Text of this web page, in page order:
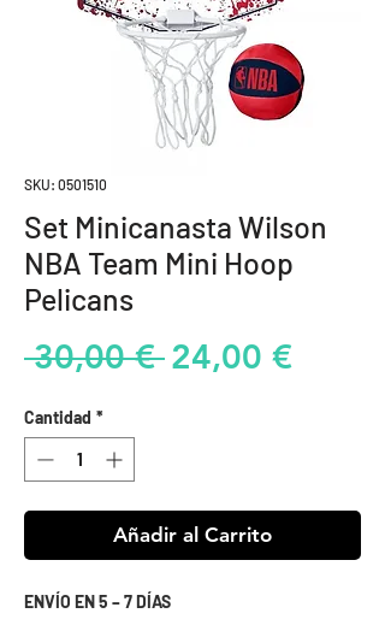
SKU: 0501510
Set Minicanasta Wilson
NBA Team Mini Hoop
Pelicans
30,00 € Precio
24,00 €Precio
Cantidad *
Añadir al Carrito
ENVÍO EN 5 – 7 DÍAS